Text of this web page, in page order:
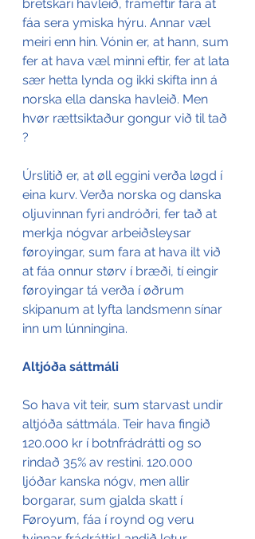
bretskari havleið, frameftir fara at
fáa sera ymiska hýru. Annar væl
meiri enn hin. Vónin er, at hann, sum
fer at hava væl minni eftir, fer at lata
sær hetta lynda og ikki skifta inn á
norska ella danska havleið. Men
hvør rættsiktaður gongur við til tað
?
Úrslitið er, at øll eggini verða løgd í
eina kurv. Verða norska og danska
oljuvinnan fyri andróðri, fer tað at
merkja nógvar arbeiðsleysar
føroyingar, sum fara at hava ilt við
at fáa onnur størv í bræði, tí eingir
føroyingar tá verða í øðrum
skipanum at lyfta landsmenn sínar
inn um lúnningina.
Altjóða sáttmáli
So hava vit teir, sum starvast undir
altjóða sáttmála. Teir hava fingið
120.000 kr í botnfrádrátti og so
rindað 35% av restini. 120.000
ljóðar kanska nógv, men allir
borgarar, sum gjalda skatt í
Føroyum, fáa í roynd og veru